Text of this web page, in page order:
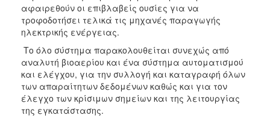
αφαιρεθούν οι επιβλαβείς ουσίες για να
τροφοδοτήσει τελικά τις μηχανές παραγωγής
ηλεκτρικής ενέργειας.
Το όλο σύστημα παρακολουθείται συνεχώς από
αναλυτή βιοαερίου και ένα σύστημα αυτοματισμού
και ελέγχου, για την συλλογή και καταγραφή όλων
των απαραίτητων δεδομένων καθώς και για τον
έλεγχο των κρίσιμων σημείων και της λειτουργίας
της εγκατάστασης.